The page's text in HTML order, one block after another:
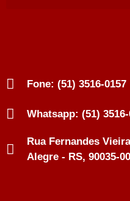
Fone: (51) 3516-0157
Whatsapp: (51) 3516-
Rua Fernandes
Alegre - RS, 90035-